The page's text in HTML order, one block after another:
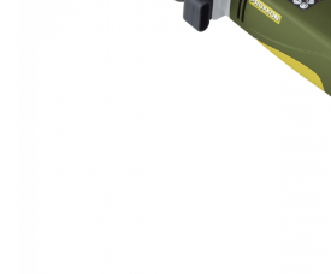
Echere si compasuri
Masini de gaurit si insurubat